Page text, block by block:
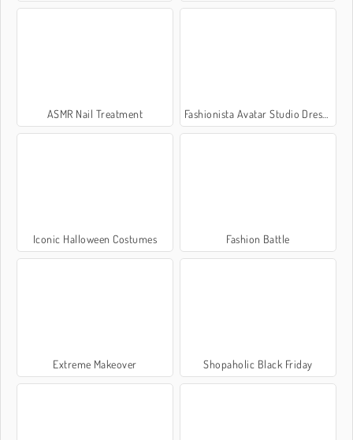
ASMR Nail Treatment Fashionista Avatar Studio Dress Up
Iconic Halloween Costumes Fashion Battle
Extreme Makeover Shopaholic Black Friday